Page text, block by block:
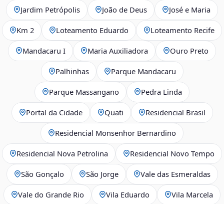
Jardim Petrópolis João de Deus José e Maria
Km 2 Loteamento Eduardo Loteamento Recife
Mandacaru I Maria Auxiliadora Ouro Preto
Palhinhas Parque Mandacaru
Parque Massangano Pedra Linda
Portal da Cidade Quati Residencial Brasil
Residencial Monsenhor Bernardino
Residencial Nova Petrolina Residencial Novo Tempo
São Gonçalo São Jorge Vale das Esmeraldas
Vale do Grande Rio Vila Eduardo Vila Marcela